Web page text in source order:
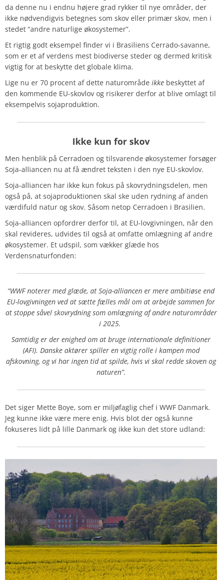
da denne nu i endnu højere grad rykker til nye områder, der
ikke nødvendigvis betegnes som skov eller primær skov, men i
stedet “andre naturlige økosystemer”.
Et rigtig godt eksempel finder vi i Brasiliens Cerrado-savanne,
som er et af verdens mest biodiverse steder og dermed kritisk
vigtig for at beskytte det globale klima.
Lige nu er 70 procent af dette naturområde ikke beskyttet af
den kommende EU-skovlov og risikerer derfor at blive omlagt til
eksempelvis sojaproduktion.
Ikke kun for skov
Men henblik på Cerradoen og tilsvarende økosystemer forsøger
Soja-alliancen nu at få ændret teksten i den nye EU-skovlov.
Soja-alliancen har ikke kun fokus på skovrydningsdelen, men
også på, at sojaproduktionen skal ske uden rydning af anden
værdifuld natur og skov. Såsom netop Cerradoen i Brasilien.
Soja-alliancen opfordrer derfor til, at EU-lovgivningen, når den
skal revideres, udvides til også at omfatte omlægning af andre
økosystemer. Et udspil, som vækker glæde hos
Verdensnaturfonden:
“WWF noterer med glæde, at Soja-alliancen er mere ambitiøse end
EU-lovgivningen ved at sætte fælles mål om at arbejde sammen for
at stoppe såvel skovrydning som omlægning af andre naturområder
i 2025.
Samtidig er der enighed om at bruge internationale definitioner
(AFI). Danske aktører spiller en vigtig rolle i kampen mod
afskovning, og vi har ingen tid at spilde, hvis vi skal redde skoven og
naturen”.
Det siger Mette Boye, som er miljøfaglig chef i WWF Danmark.
Jeg kunne ikke være mere enig. Hvis blot der også kunne
fokuseres lidt på lille Danmark og ikke kun det store udland: